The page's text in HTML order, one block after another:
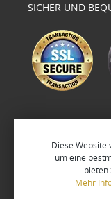
SICHER UND
Diese Website
um eine
bieten
Mehr